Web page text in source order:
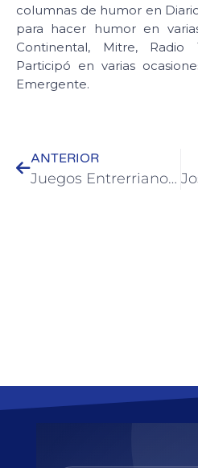
columnas de humor en
para hacer humor en
Continental, Mitre, Radio
Participó en varias
Emergente.
ANTERIOR
Juegos Entrerrianos para Personas Mayores: Colón cuenta con una gran cantidad de inscriptos en las diferentes disciplinas